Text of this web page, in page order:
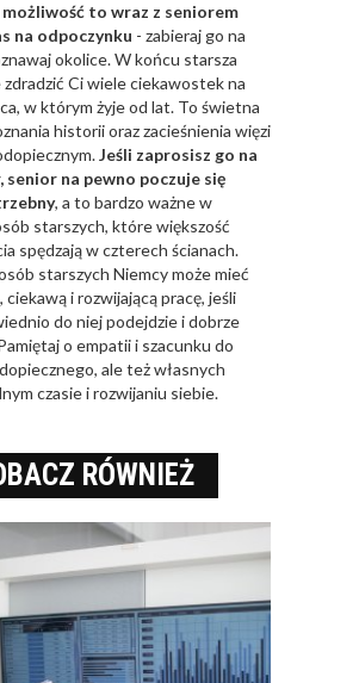
to wraz z seniorem
na odpoczynku - zabieraj go na
okolice. W końcu starsza
zdradzić Ci wiele ciekawostek na
w którym żyje od lat. To świetna
historii oraz zacieśnienia więzi
Jeśli zaprosisz go na
senior na pewno poczuje się
, a to bardzo ważne w
starszych, które większość
spędzają w czterech ścianach.
starszych Niemcy może mieć
i rozwijającą pracę, jeśli
do niej podejdzie i dobrze
o empatii i szacunku do
ale też własnych
czasie i rozwijaniu siebie.
RÓWNIEŻ